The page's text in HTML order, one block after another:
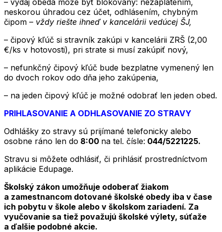
neskorou úhradou cez účet, odhlásením, chybným
čipom – vždy riešte ihneď v kancelárii vedúcej ŠJ,
– čipový kľúč si stravník zakúpi v kancelárii ZRŠ (2,00
€/ks v hotovosti), pri strate si musí zakúpiť nový,
– nefunkčný čipový kľúč bude bezplatne vymenený len
do dvoch rokov odo dňa jeho zakúpenia,
– na jeden čipový kľúč je možné odobrať len jeden obed.
PRIHLASOVANIE A ODHLASOVANIE ZO STRAVY
Odhlášky zo stravy sú prijímané telefonicky alebo
osobne ráno len do 8:00 na tel. čísle: 044/5221225.
Stravu si môžete odhlásiť, či prihlásiť prostredníctvom
aplikácie Edupage.
Školský zákon umožňuje odoberať žiakom
a zamestnancom dotované školské obedy iba v čase
ich pobytu v škole alebo v školskom zariadení. Za
vyučovanie sa tiež považujú školské výlety, súťaže
a ďalšie podobné akcie.